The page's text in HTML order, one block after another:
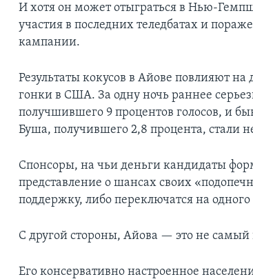
И хотя он может отыграться в Нью-
участия в последних теледбатах и
кампании.
Результаты кокусов в Айове повлияют
гонки в США. За одну ночь раннее
получшившего 9 процентов голосов, и
Буша, получившего 2,8 процента, стали
Спонсоры, на чьи деньги кандидаты
представление о шансах своих
поддержку, либо переключатся на
С другой стороны, Айова — это не самый
Его консервативно настроенное